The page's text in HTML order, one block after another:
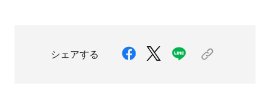
シェアする